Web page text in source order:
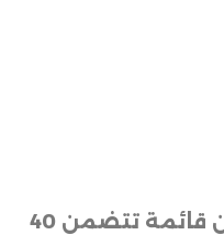
كشفت “مايكروسوفت” عن قائمة تتضمن 40